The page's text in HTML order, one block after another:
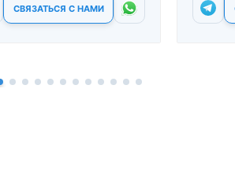
СВЯЗАТЬСЯ С НАМИ